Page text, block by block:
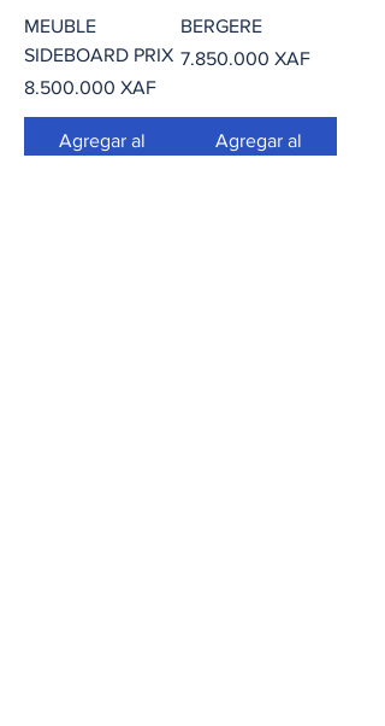
MEUBLE
SIDEBOARD PRIX
Precio
8.500.000 XAF
Agregar al
BERGERE
Precio
7.850.000 XAF
Agregar al